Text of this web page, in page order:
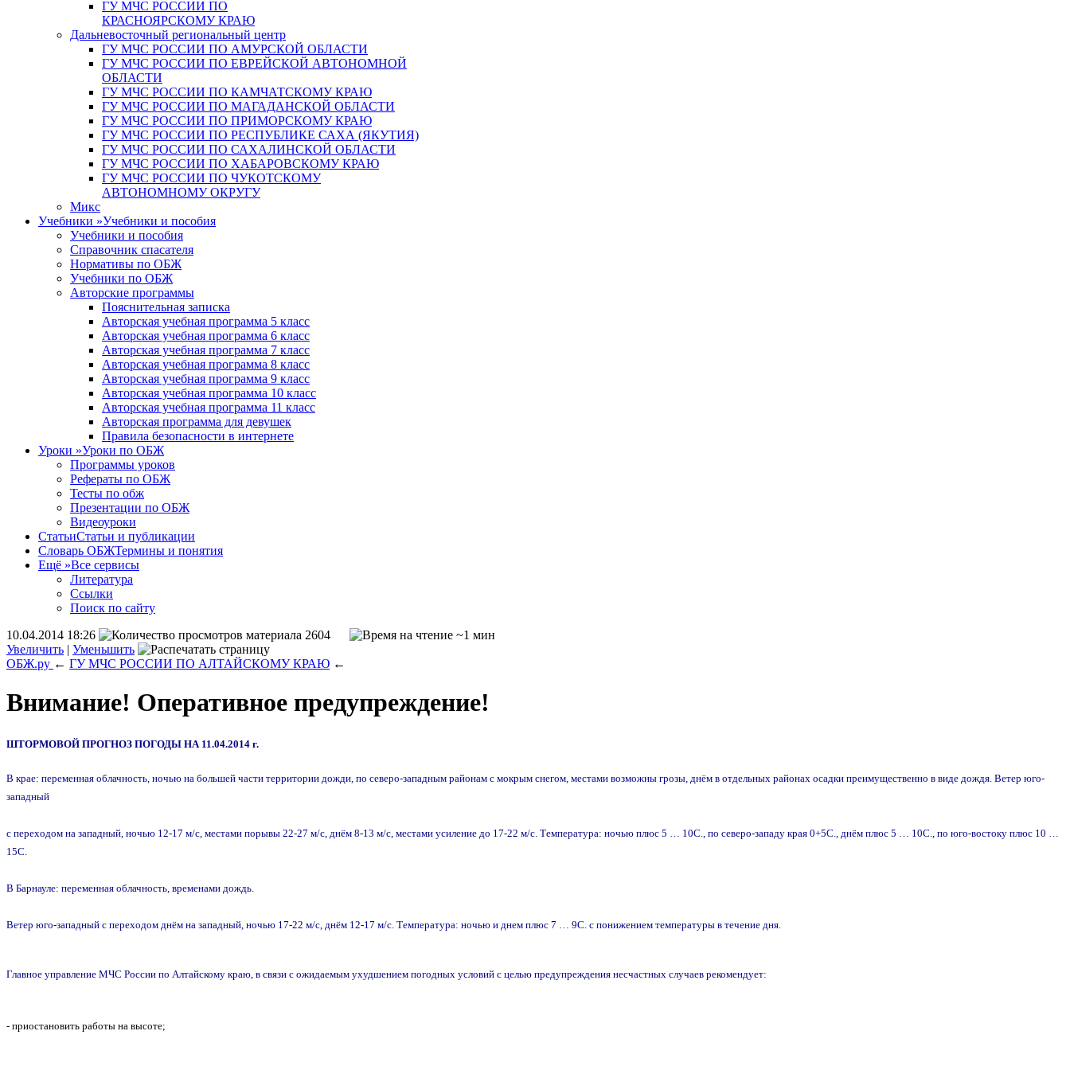
ГУ МЧС РОССИИ ПО
КРАСНОЯРСКОМУ КРАЮ
Дальневосточный региональный центр
ГУ МЧС РОССИИ ПО АМУРСКОЙ ОБЛАСТИ
ГУ МЧС РОССИИ ПО ЕВРЕЙСКОЙ АВТОНОМНОЙ
ОБЛАСТИ
ГУ МЧС РОССИИ ПО КАМЧАТСКОМУ КРАЮ
ГУ МЧС РОССИИ ПО МАГАДАНСКОЙ ОБЛАСТИ
ГУ МЧС РОССИИ ПО ПРИМОРСКОМУ КРАЮ
ГУ МЧС РОССИИ ПО РЕСПУБЛИКЕ САХА (ЯКУТИЯ)
ГУ МЧС РОССИИ ПО САХАЛИНСКОЙ ОБЛАСТИ
ГУ МЧС РОССИИ ПО ХАБАРОВСКОМУ КРАЮ
ГУ МЧС РОССИИ ПО ЧУКОТСКОМУ
АВТОНОМНОМУ ОКРУГУ
Микс
Учебники »Учебники и пособия
Учебники и пособия
Справочник спасателя
Нормативы по ОБЖ
Учебники по ОБЖ
Авторские программы
Пояснительная записка
Авторская учебная программа 5 класс
Авторская учебная программа 6 класс
Авторская учебная программа 7 класс
Авторская учебная программа 8 класс
Авторская учебная программа 9 класс
Авторская учебная программа 10 класс
Авторская учебная программа 11 класс
Авторская программа для девушек
Правила безопасности в интернете
Уроки »Уроки по ОБЖ
Программы уроков
Рефераты по ОБЖ
Тесты по обж
Презентации по ОБЖ
Видеоуроки
СтатьиСтатьи и публикации
Словарь ОБЖТермины и понятия
Ещё »Все сервисы
Литература
Ссылки
Поиск по сайту
10.04.2014 18:26
2604
~1 мин
Увеличить | Уменьшить
ОБЖ.ру ← ГУ МЧС РОССИИ ПО АЛТАЙСКОМУ КРАЮ ←
Внимание! Оперативное предупреждение!
ШТОРМОВОЙ ПРОГНОЗ ПОГОДЫ НА 11.04.2014 г.
В крае: переменная облачность, ночью на большей части территории дожди, по северо-западным районам с мокрым снегом, местами возможны грозы, днём в отдельных районах осадки преимущественно в виде дождя. Ветер юго-
западный
с переходом на западный, ночью 12-17 м/с, местами порывы 22-27 м/с, днём 8-13 м/с, местами усиление до 17-22 м/с. Температура: ночью плюс 5 … 10С., по северо-западу края 0+5С., днём плюс 5 … 10С., по юго-востоку плюс 10 …
15С.
В Барнауле: переменная облачность, временами дождь.
Ветер юго-западный с переходом днём на западный, ночью 17-22 м/с, днём 12-17 м/с. Температура: ночью и днем плюс 7 … 9С. с понижением температуры в течение дня.
Главное управление МЧС России по Алтайскому краю, в связи с ожидаемым ухудшением погодных условий с целью предупреждения несчастных случаев рекомендует:
- приостановить работы на высоте;